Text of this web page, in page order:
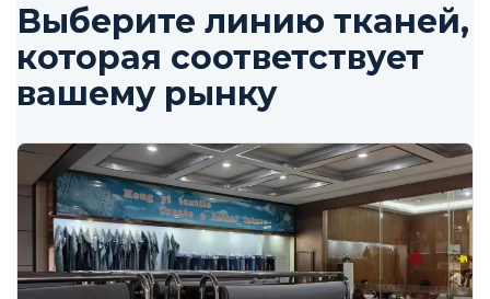
Выберите линию тканей,
которая соответствует
вашему рынку